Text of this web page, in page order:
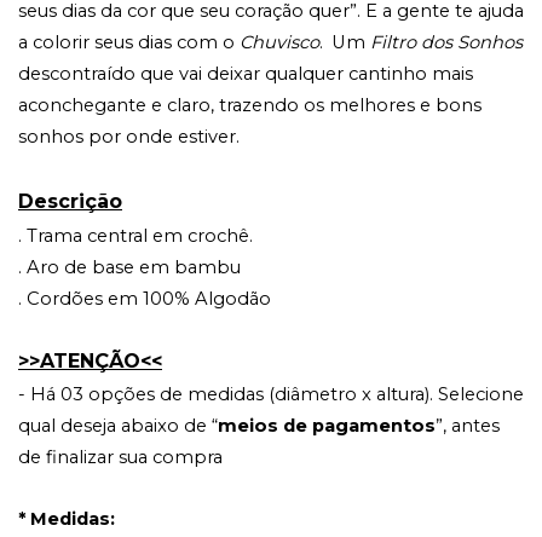
seus dias da cor que seu coração quer”. E a gente te ajuda
a colorir seus dias com o Chuvisco. Um Filtro dos Sonhos
descontraído que vai deixar qualquer cantinho mais
aconchegante e claro, trazendo os melhores e bons
sonhos por onde estiver.
Descrição
. Trama central em crochê.
. Aro de base em bambu
. Cordões em 100% Algodão
>>ATENÇÃO<<
- Há 03 opções de medidas (diâmetro x altura). Selecione
qual deseja abaixo de “meios de pagamentos”, antes
de finalizar sua compra
* Medidas: